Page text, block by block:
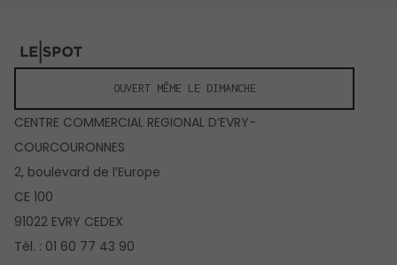
OUVERT MÊME LE DIMANCHE
CENTRE COMMERCIAL REGIONAL D’EVRY-
COURCOURONNES
2, boulevard de l’Europe
CE 100
91022 EVRY CEDEX
Tél. : 01 60 77 43 90